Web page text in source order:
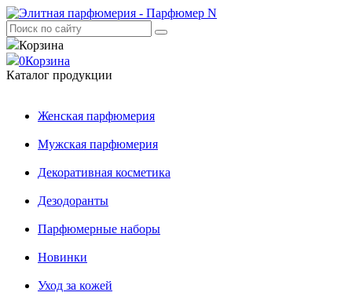
Корзина
0Корзина
Каталог продукции
Женская парфюмерия
Мужская парфюмерия
Декоративная косметика
Дезодоранты
Парфюмерные наборы
Новинки
Уход за кожей